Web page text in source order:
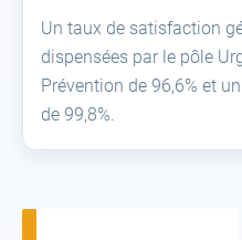
Un taux de satisfaction
dispensées par le pôle
Prévention de 96,6% et
de 99,8%.